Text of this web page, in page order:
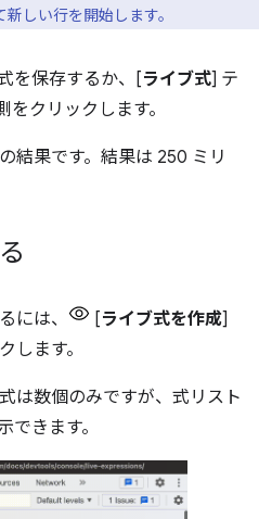
しい行を開始します。
を保存するか、[ライブ式] テ
クリックします。
結果です。結果は 250 ミリ
には、 [ライブ式を作成]
します。
は数個のみですが、式リスト
できます。